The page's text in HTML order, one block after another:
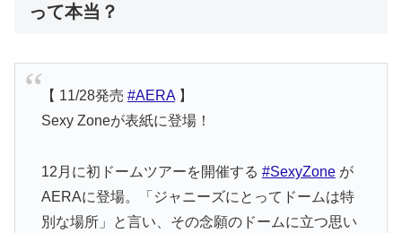
って本当？
【 11/28発売 #AERA】
Sexy Zoneが表紙に登場！
12月に初ドームツアーを開催する #SexyZoneが
AERAに登場。「ジャニーズにとってドームは特
別な場所」と言い、その念願のドームに立つ思い